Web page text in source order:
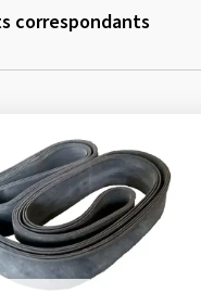
correspondants